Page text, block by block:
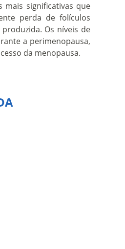
mais significativas que
perda de folículos
Os níveis de
a perimenopausa,
da menopausa.